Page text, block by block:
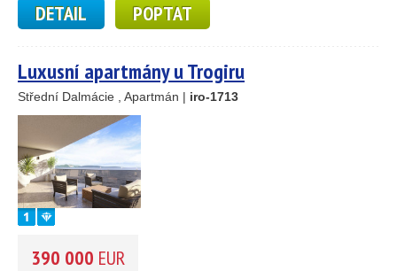
DETAIL POPTAT
Luxusní apartmány u Trogiru
Střední Dalmácie , Apartmán | iro-1713
390 000 EUR